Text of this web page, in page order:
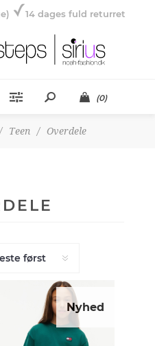
14 dages fuld returret
(0)
/ Teen / Overdele
Nyhed